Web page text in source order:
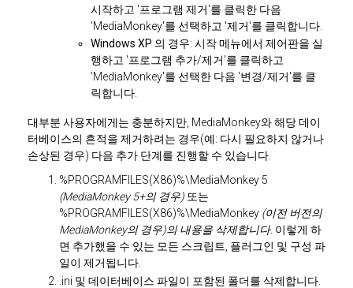
시작하고 '프로그램 제거'를 클릭한 다음
'MediaMonkey'를 선택하고 '제거'를 클릭합니다.
Windows XP 의 경우: 시작 메뉴에서 제어판을 실
행하고 '프로그램 추가/제거'를 클릭하고
'MediaMonkey'를 선택한 다음 '변경/제거'를 클
릭합니다.
대부분 사용자에게는 충분하지만, MediaMonkey와 해당 데이
터베이스의 흔적을 제거하려는 경우(예: 다시 필요하지 않거나
손상된 경우) 다음 추가 단계를 진행할 수 있습니다.
%PROGRAMFILES(X86)%\MediaMonkey 5
(MediaMonkey 5+의 경우) 또는
%PROGRAMFILES(X86)%\MediaMonkey (이전 버전의
MediaMonkey의 경우)의 내용을 삭제합니다. 이렇게 하
면 추가했을 수 있는 모든 스크립트, 플러그인 및 구성 파
일이 제거됩니다.
.ini 및 데이터베이스 파일이 포함된 폴더를 삭제합니다.